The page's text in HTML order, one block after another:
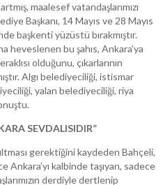
maalesef vatandaşlarımızı
Başkanı, 14 Mayıs ve 28 Mayıs
başkenti yüzüstü bırakmıştır.
heveslenen bu şahıs, Ankara’ya
olduğunu, çıkarlarının
Algı belediyeciliği, istismar
yalan belediyeciliği, riya
SEVDALISIDIR”
gerektiğini kaydeden Bahçeli,
Ankara’yı kalbinde taşıyan, sadece
derdiyle dertlenip